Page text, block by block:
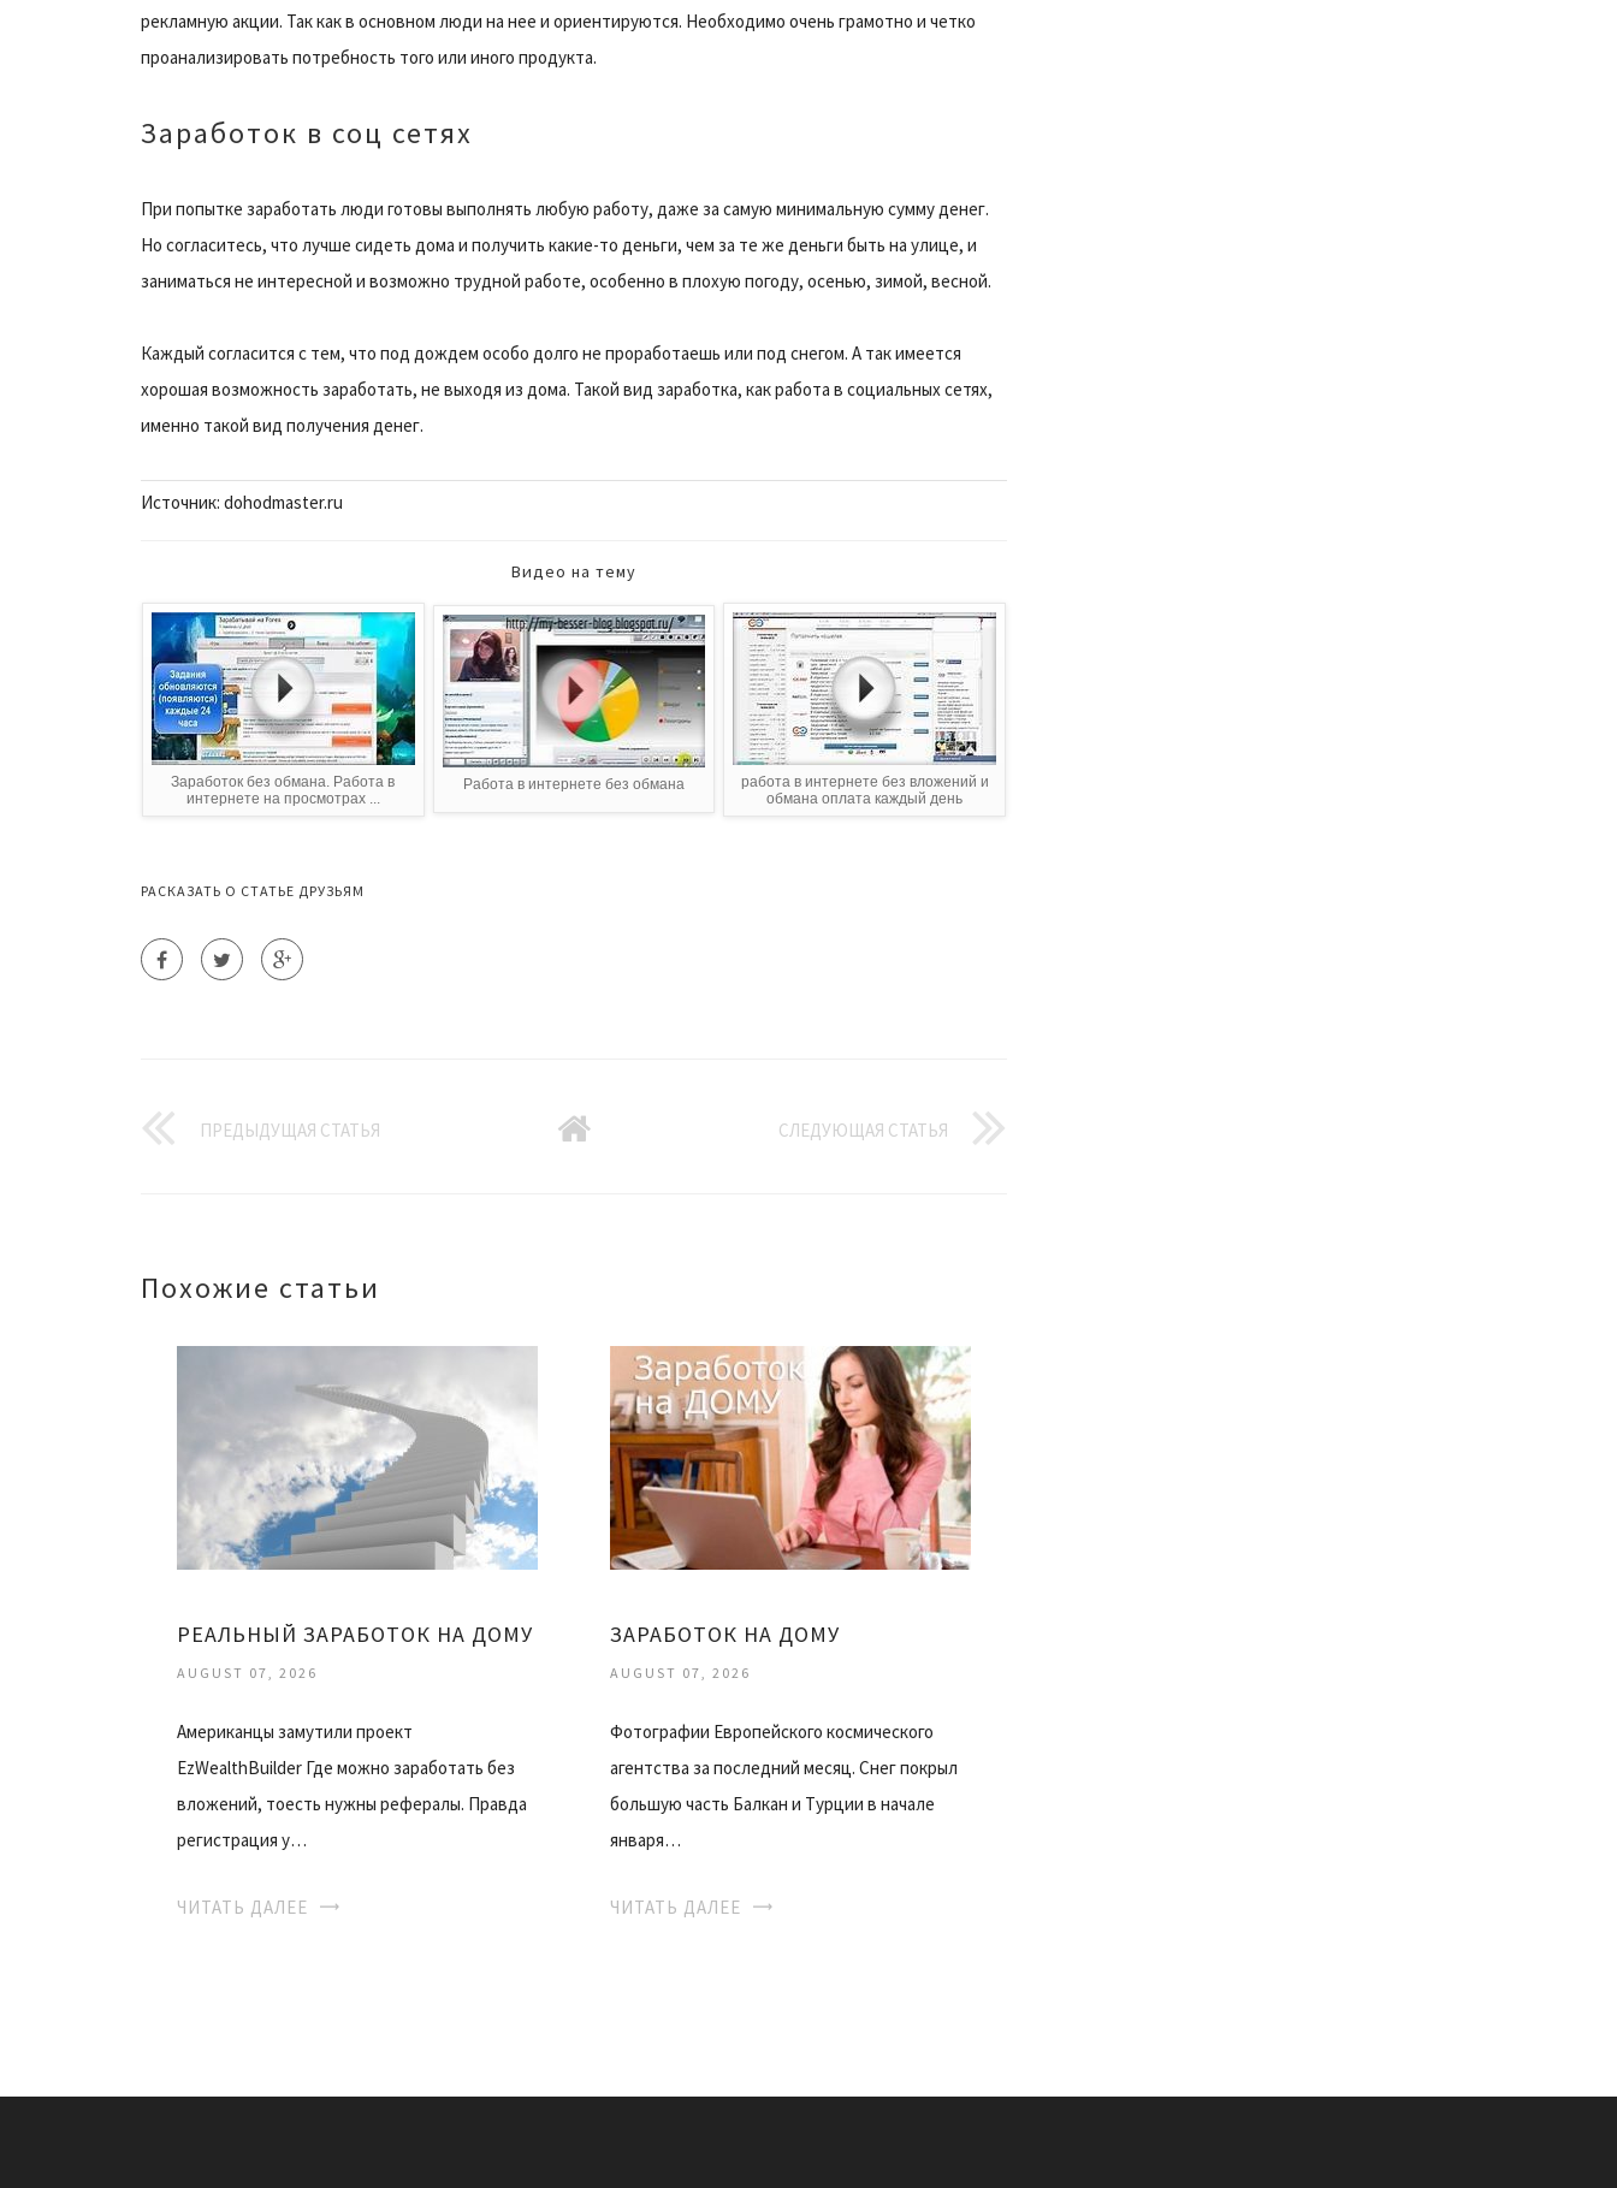
рекламную акции. Так как в основном люди на нее и ориентируются. Необходимо очень грамотно и четко
проанализировать потребность того или иного продукта.
Заработок в соц сетях
При попытке заработать люди готовы выполнять любую работу, даже за самую минимальную сумму денег.
Но согласитесь, что лучше сидеть дома и получить какие-то деньги, чем за те же деньги быть на улице, и
заниматься не интересной и возможно трудной работе, особенно в плохую погоду, осенью, зимой, весной.
Каждый согласится с тем, что под дождем особо долго не проработаешь или под снегом. А так имеется
хорошая возможность заработать, не выходя из дома. Такой вид заработка, как работа в социальных сетях,
именно такой вид получения денег.
Источник: dohodmaster.ru
Видео на тему
Заработок без обмана. Работа в
интернете на просмотрах ...
Работа в интернете без обмана
работа в интернете без вложений и
обмана оплата каждый день
РАСКАЗАТЬ О СТАТЬЕ ДРУЗЬЯМ
ПРЕДЫДУЩАЯ СТАТЬЯ СЛЕДУЮЩАЯ СТАТЬЯ
Похожие статьи
РЕАЛЬНЫЙ ЗАРАБОТОК НА ДОМУ
AUGUST 07, 2026
Американцы замутили проект
EzWealthBuilder Где можно заработать без
вложений, тоесть нужны рефералы. Правда
регистрация у…
ЧИТАТЬ ДАЛЕЕ
ЗАРАБОТОК НА ДОМУ
AUGUST 07, 2026
Фотографии Европейского космического
агентства за последний месяц. Снег покрыл
большую часть Балкан и Турции в начале
января…
ЧИТАТЬ ДАЛЕЕ